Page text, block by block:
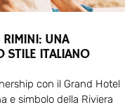
RIMINI: UNA
STILE ITALIANO
con il Grand Hotel
e simbolo della Riviera